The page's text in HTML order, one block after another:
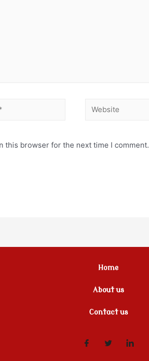
this browser for the next time I comment.
Home
About us
Contact us